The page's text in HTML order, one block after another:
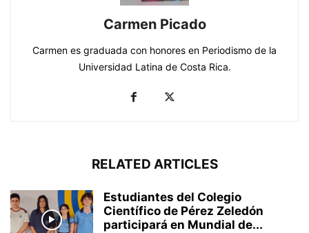
Carmen Picado
Carmen es graduada con honores en Periodismo de la
Universidad Latina de Costa Rica.
RELATED ARTICLES
Estudiantes del Colegio
Científico de Pérez Zeledón
participará en Mundial de...